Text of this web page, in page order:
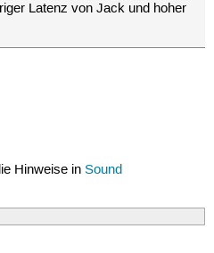
Latenz von Jack und hoher
Hinweise inSound